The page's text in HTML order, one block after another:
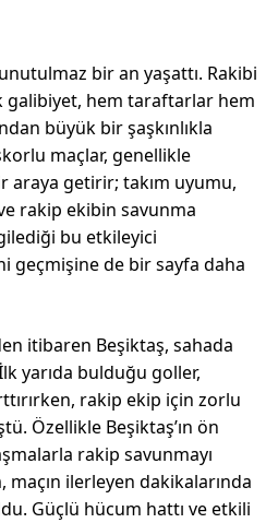
bir an yaşattı. Rakibi
galibiyet, hem taraftarlar hem
büyük bir şaşkınlıkla
maçlar, genellikle
getirir; takım uyumu,
rakip ekibin savunma
bu etkileyici
geçmişine de bir sayfa daha
itibaren Beşiktaş, sahada
yarıda bulduğu goller,
rakip ekip için zorlu
Özellikle Beşiktaş’ın ön
rakip savunmayı
maçın ilerleyen dakikalarında
Güçlü hücum hattı ve etkili